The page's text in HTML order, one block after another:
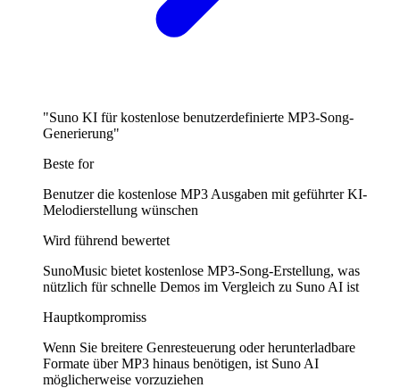
"Suno KI für kostenlose benutzerdefinierte MP3-Song-
Generierung"
Beste for
Benutzer die kostenlose MP3 Ausgaben mit geführter KI-
Melodierstellung wünschen
Wird führend bewertet
SunoMusic bietet kostenlose MP3-Song-Erstellung, was
nützlich für schnelle Demos im Vergleich zu Suno AI ist
Hauptkompromiss
Wenn Sie breitere Genresteuerung oder herunterladbare
Formate über MP3 hinaus benötigen, ist Suno AI
möglicherweise vorzuziehen